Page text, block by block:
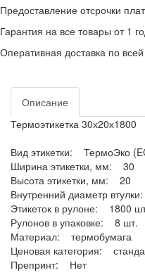
Предоставление отсрочки
Гарантия на все товары от 1
Оперативная доставка по
Описание
Термоэтикетка 30х20х1800
Вид этикетки: ТермоЭко
Ширина этикетки, мм: 30
Высота этикетки, мм: 20
Внутренний диаметр
Этикеток в рулоне: 1800
Рулонов в упаковке: 8 шт.
Материал: термобумага
Ценовая категория:
Препринт: Нет